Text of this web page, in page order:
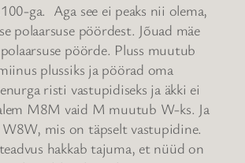
ga. Aga see ei peaks nii olema,
polaarsuse pöördest. Jõuad mäe
pöörde. Pluss muutub
plussiks ja pöörad oma
risti vastupidiseks ja äkki ei
M8M vaid M muutub W-ks. Ja
mis on täpselt vastupidine.
hakkab tajuma, et nüüd on